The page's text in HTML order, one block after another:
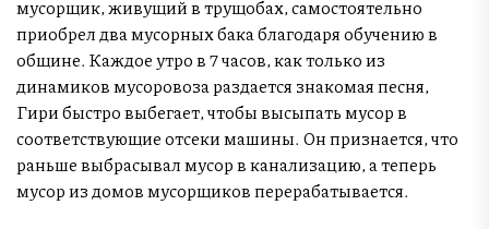
мусорщик, живущий в трущобах, самостоятельно
приобрел два мусорных бака благодаря обучению в
общине. Каждое утро в 7 часов, как только из
динамиков мусоровоза раздается знакомая песня,
Гири быстро выбегает, чтобы высыпать мусор в
соответствующие отсеки машины. Он признается, что
раньше выбрасывал мусор в канализацию, а теперь
мусор из домов мусорщиков перерабатывается.